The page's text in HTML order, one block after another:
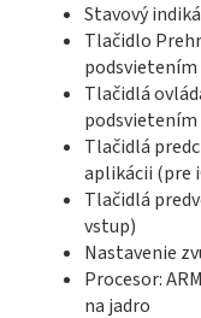
Stavový
Tlačidlo
podsvietením
Tlačidlá
podsvietením
Tlačidlá
aplikácii (pre
Tlačidlá
vstup)
Nastavenie
Procesor:
na jadro